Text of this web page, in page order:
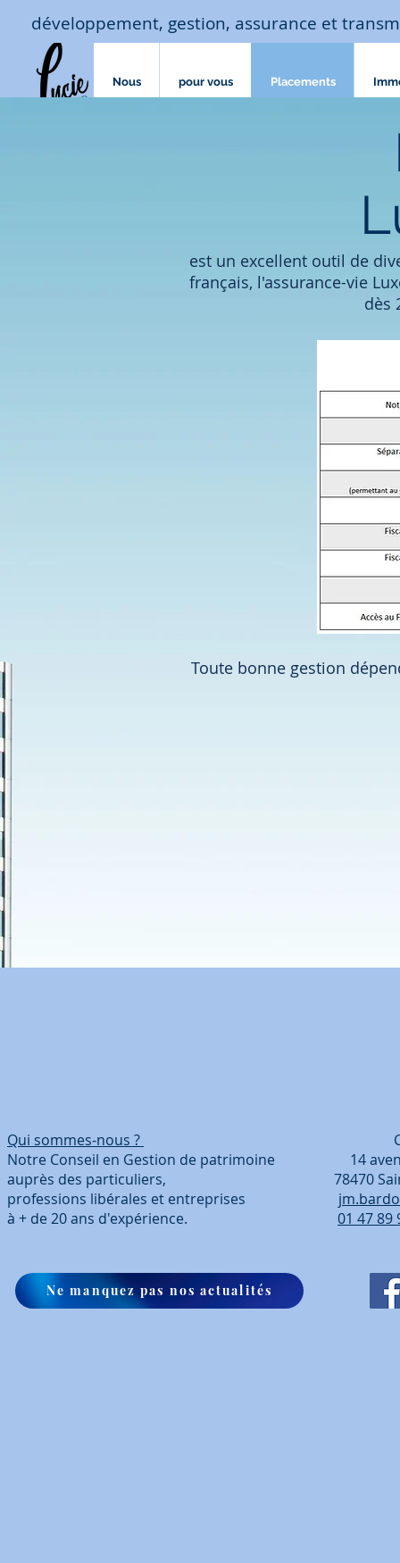
développement, gestion, assurance et
Nous pour vous Placements
est un excellent outil de
français, l'assurance-vie
dès
Toute bonne gestion
Qui sommes-nous ?
Notre Conseil en Gestion de patrimoine 14
auprès des particuliers, 78470 Saint-
professions libérales et entreprises
à + de 20 ans d'expérience. 01 47 89
Ne manquez pas nos actualités